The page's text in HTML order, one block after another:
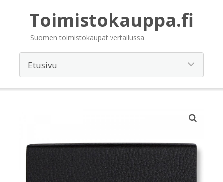
Toimistokauppa.fi
Suomen toimistokaupat vertailussa